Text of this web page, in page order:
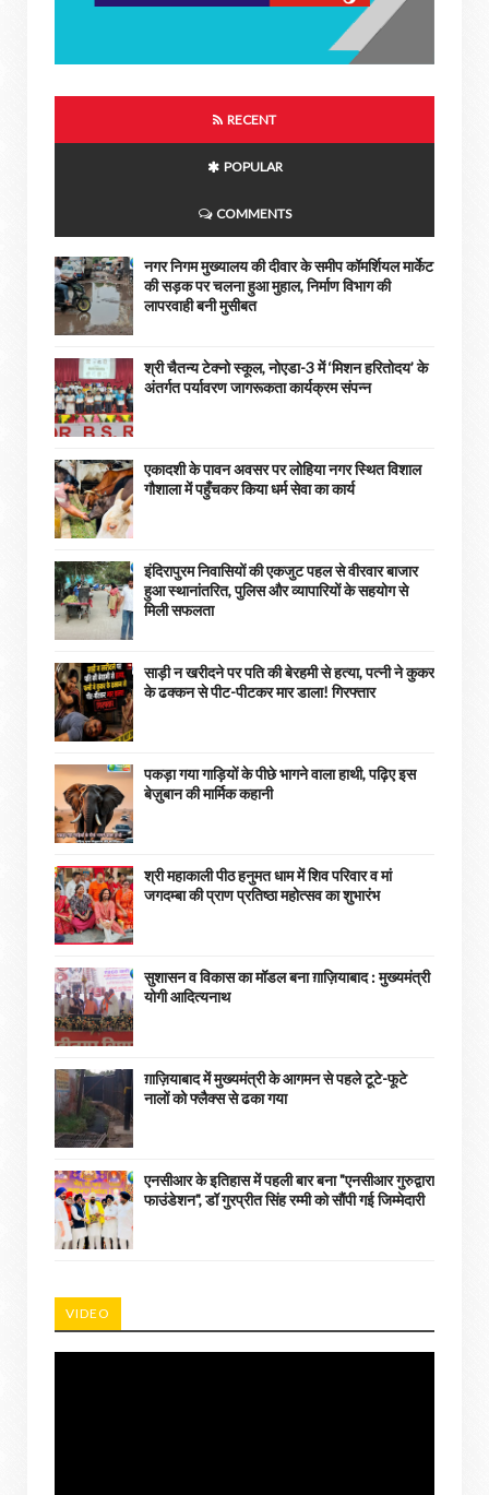
RECENT
POPULAR
COMMENTS
नगर निगम मुख्यालय की दीवार के समीप कॉमर्शियल मार्केट
की सड़क पर चलना हुआ मुहाल, निर्माण विभाग की
लापरवाही बनी मुसीबत
श्री चैतन्य टेक्नो स्कूल, नोएडा-3 में ‘मिशन हरितोदय’ के
अंतर्गत पर्यावरण जागरूकता कार्यक्रम संपन्न
एकादशी के पावन अवसर पर लोहिया नगर स्थित विशाल
गौशाला में पहुँचकर किया धर्म सेवा का कार्य
इंदिरापुरम निवासियों की एकजुट पहल से वीरवार बाजार
हुआ स्थानांतरित, पुलिस और व्यापारियों के सहयोग से
मिली सफलता
साड़ी न खरीदने पर पति की बेरहमी से हत्या, पत्नी ने कुकर
के ढक्कन से पीट-पीटकर मार डाला! गिरफ्तार
पकड़ा गया गाड़ियों के पीछे भागने वाला हाथी, पढ़िए इस
बेज़ुबान की मार्मिक कहानी
श्री महाकाली पीठ हनुमत धाम में शिव परिवार व मां
जगदम्बा की प्राण प्रतिष्ठा महोत्सव का शुभारंभ
सुशासन व विकास का मॉडल बना ग़ाज़ियाबाद : ​मुख्यमंत्री
योगी आदित्यनाथ
ग़ाज़ियाबाद में मुख्यमंत्री के आगमन से पहले टूटे-फूटे
नालों को फ्लैक्स से ढका गया
एनसीआर के इतिहास में पहली बार बना "एनसीआर गुरुद्वारा
फाउंडेशन", डॉ गुरप्रीत सिंह रम्मी को सौंपी गई जिम्मेदारी
VIDEO